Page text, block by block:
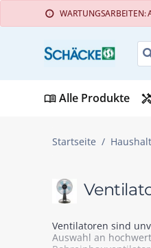
info
menu_bookAlle Produkte
Startseite Haushalt
Ventilatoren sind
Auswahl an